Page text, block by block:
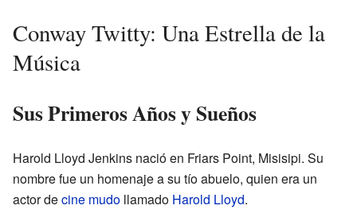
Conway Twitty: Una Estrella de la
Música
Sus Primeros Años y Sueños
Harold Lloyd Jenkins nació en Friars Point, Misisipi. Su
nombre fue un homenaje a su tío abuelo, quien era un
actor decine mudo llamado Harold Lloyd.